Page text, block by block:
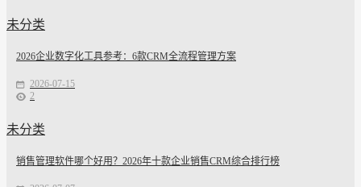
未分类
2026企业数字化工具参考：6款CRM全流程管理方案
2026-07-15
2
未分类
销售管理软件哪个好用？2026年十款企业销售CRM综合排行榜